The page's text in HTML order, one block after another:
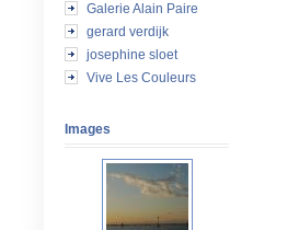
Galerie Alain Paire
gerard verdijk
josephine sloet
Vive Les Couleurs
Images